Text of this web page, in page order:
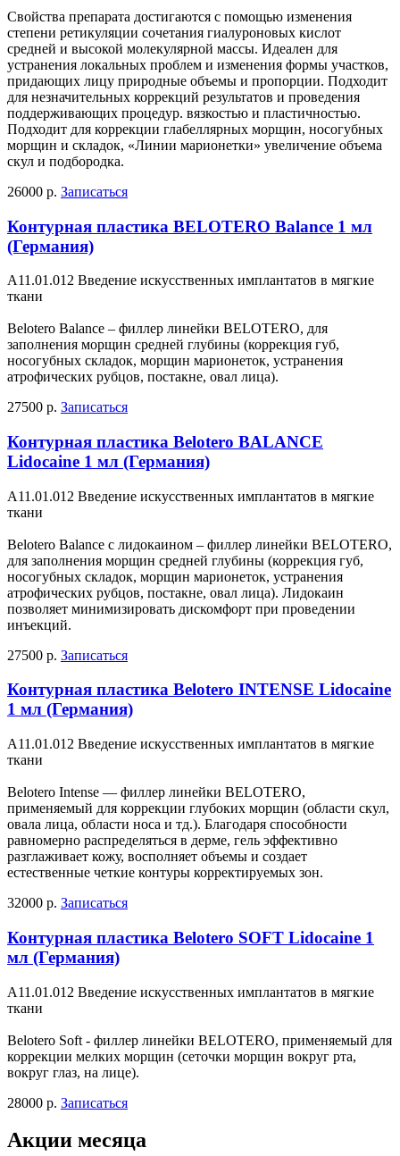
Свойства препарата достигаются с помощью изменения
степени ретикуляции сочетания гиалуроновых кислот
средней и высокой молекулярной массы. Идеален для
устранения локальных проблем и изменения формы участков,
придающих лицу природные объемы и пропорции. Подходит
для незначительных коррекций результатов и проведения
поддерживающих процедур. вязкостью и пластичностью.
Подходит для коррекции глабеллярных морщин, носогубных
морщин и складок, «Линии марионетки» увеличение объема
скул и подбородка.
26000 р. Записаться
Контурная пластика BELOTERO Balance 1 мл
(Германия)
А11.01.012 Введение искусственных имплантатов в мягкие
ткани
Belotero Balance – филлер линейки BELOTERO, для
заполнения морщин средней глубины (коррекция губ,
носогубных складок, морщин марионеток, устранения
атрофических рубцов, постакне, овал лица).
27500 р. Записаться
Контурная пластика Belotero BALANCE
Lidocaine 1 мл (Германия)
А11.01.012 Введение искусственных имплантатов в мягкие
ткани
Belotero Balance с лидокаином – филлер линейки BELOTERO,
для заполнения морщин средней глубины (коррекция губ,
носогубных складок, морщин марионеток, устранения
атрофических рубцов, постакне, овал лица). Лидокаин
позволяет минимизировать дискомфорт при проведении
инъекций.
27500 р. Записаться
Контурная пластика Belotero INTENSE Lidocaine
1 мл (Германия)
А11.01.012 Введение искусственных имплантатов в мягкие
ткани
Belotero Intense — филлер линейки BELOTERO,
применяемый для коррекции глубоких морщин (области скул,
овала лица, области носа и тд.). Благодаря способности
равномерно распределяться в дерме, гель эффективно
разглаживает кожу, восполняет объемы и создает
естественные четкие контуры корректируемых зон.
32000 р. Записаться
Контурная пластика Belotero SOFT Lidocaine 1
мл (Германия)
А11.01.012 Введение искусственных имплантатов в мягкие
ткани
Belotero Soft - филлер линейки BELOTERO, применяемый для
коррекции мелких морщин (сеточки морщин вокруг рта,
вокруг глаз, на лице).
28000 р. Записаться
Акции месяца